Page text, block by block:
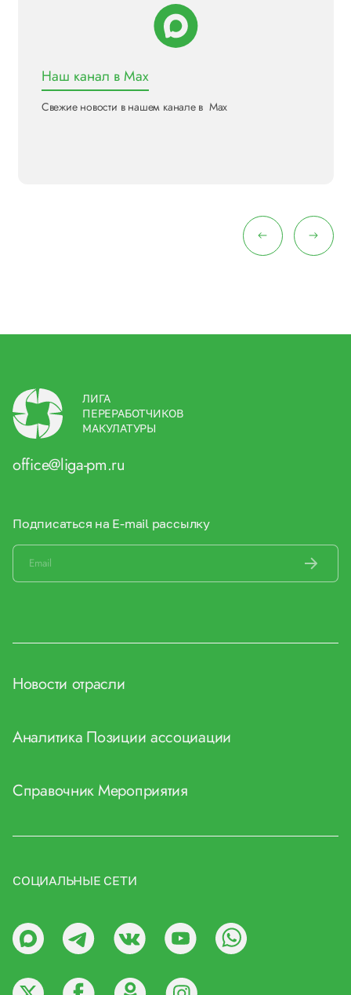
Наш канал в Max
Свежие новости в нашем канале в Max
ЛИГА
ПЕРЕРАБОТЧИКОВ
МАКУЛАТУРЫ
office@liga-pm.ru
Подписаться на E-mail рассылку
Новости отрасли
Аналитика Позиции ассоциации
СправочникМероприятия
СОЦИАЛЬНЫЕ СЕТИ